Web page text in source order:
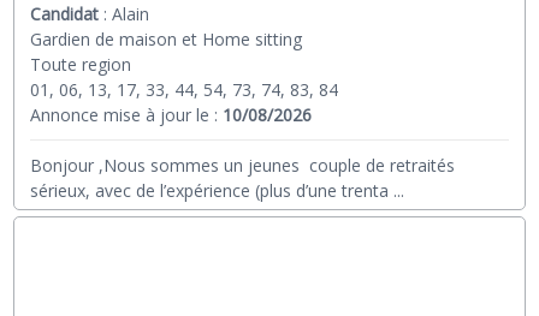
Candidat :Alain
Gardien de maison et Home sitting
Toute region
01, 06, 13, 17, 33, 44, 54, 73, 74, 83, 84
Annonce mise à jour le : 10/08/2026
Bonjour ,Nous sommes un jeunes couple de retraités
sérieux, avec de l’expérience (plus d’une trenta ...